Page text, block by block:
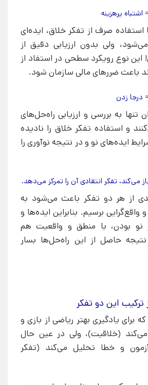
پرهزینه
استفاده صرف از تفکر خلاق، ایده‌ای
ولی بدون ارزیابی دقیق از
این نوع رویکرد سطحی در استفاد از
باعث ضررهای مالی سازمان شود.
درجا زدن
تنها به بررسی و ارزیابی راه‌حل‌های
و استفاده تفکر خلاق را نادیده
ایده‌های نو و در نتیجه نوآوری را
می‌کند، تفکر انتقادی آن را تمرکز می‌دهد.
از هر دو تفکر باعث می‌شود به
واقع‌گرایی برسیم. بنابراین ایده‌ها و
نو بودن، با منطق و واقعیت هم
حاصل از این راه‌حل‌ها بسار
ترکیب این دو تفکر
یادگیری بهتر ریاضی از بازی و
می‌کند (خلاقیت)، ولی در عین حال
و خطا تحلیل می‌کند (تفکر